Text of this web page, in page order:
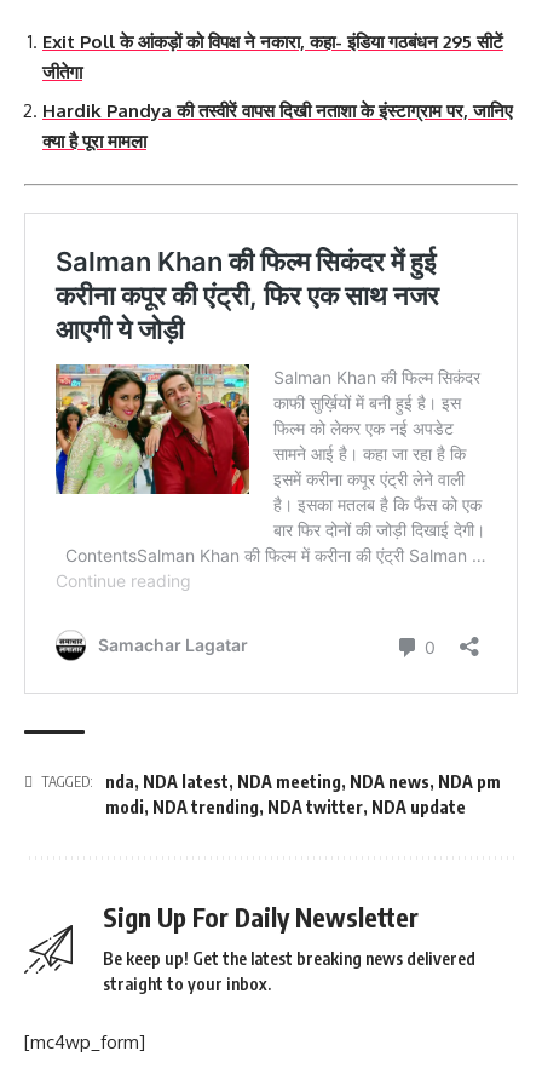
Exit Poll के आंकड़ों को विपक्ष ने नकारा, कहा- इंडिया गठबंधन 295 सीटें
जीतेगा
Hardik Pandya की तस्वीरें वापस दिखी नताशा के इंस्टाग्राम पर, जानिए
क्या है पूरा मामला
TAGGED: nda, NDA latest, NDA meeting, NDA news, NDA pm
modi, NDA trending, NDA twitter, NDA update
Sign Up For Daily Newsletter
Be keep up! Get the latest breaking news delivered
straight to your inbox.
[mc4wp_form]